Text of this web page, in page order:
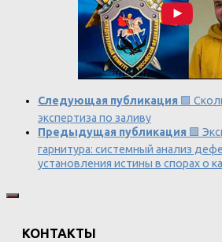
Следующая публикация 🟩
экспертиза по заливу
Предыдущая публикация 🟩
гарнитура: системный анализ
установления истины в спорах о
КОНТАКТЫ